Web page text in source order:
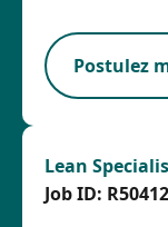
Postulez
Lean